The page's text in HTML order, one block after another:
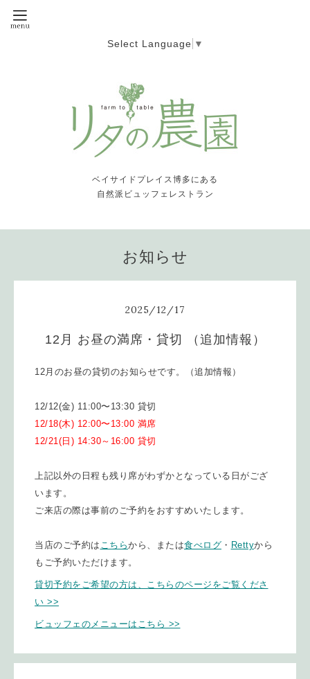
Select Language ▼
ベイサイドプレイス博多にある
自然派ビュッフェレストラン
お知らせ
2025/12/17
12月 お昼の満席・貸切 （追加情報）
12月のお昼の貸切のお知らせです。（追加情報）
12/12(金) 11:00〜13:30 貸切
12/18(木) 12:00〜13:00 満席
12/21(日) 14:30～16:00 貸切
上記以外の日程も残り席がわずかとなっている日がござ
います。
ご来店の際は事前のご予約をおすすめいたします。
当店のご予約は こちらから、または食べログ ・ Rettyから
もご予約いただけます。
貸切予約をご希望の方は、こちらのページをご覧くださ
い >>
ビュッフェのメニューはこちら >>